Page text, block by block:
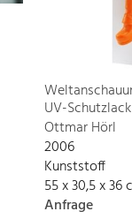
UV-Schutzlack
Ottmar Hörl
2006
Kunststoff
55 x 30,5 x 36
Anfrage